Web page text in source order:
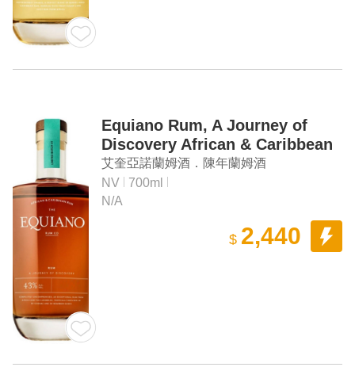
Equiano Rum, A Journey of
Discovery African & Caribbean
Rum
艾奎亞諾蘭姆酒．陳年蘭姆酒
NV
700ml
N/A
$ 2,440